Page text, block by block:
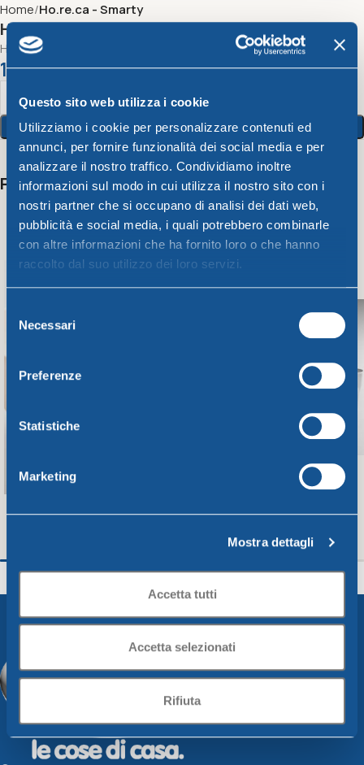
Questo sito web utilizza i cookie
Utilizziamo i cookie per personalizzare contenuti ed
annunci, per fornire funzionalità dei social media e per
analizzare il nostro traffico. Condividiamo inoltre
informazioni sul modo in cui utilizza il nostro sito con i
nostri partner che si occupano di analisi dei dati web,
pubblicità e social media, i quali potrebbero combinarle
con altre informazioni che ha fornito loro o che hanno
raccolto dal suo utilizzo dei loro servizi.
delNecessari
Preferenze
Statistiche
Marketing
Mostra dettagli
Accetta tutti
Accetta selezionati
Rifiuta
Home Ho.re.ca - Smarty
HO.RE.CA. BICCHIERE GHIACCIO cc.270
HO.RE.CA. BICCHIERE GHIACCIO cc.270
1,27€
Aggiungi Al Carrello
Potrebbero interessarti anche
Aggiungi Al Carrello
HO.RE.CA.
Aggiungi Al Carrello